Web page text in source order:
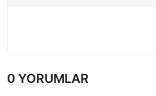
0 YORUMLAR